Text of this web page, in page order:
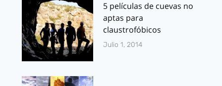
5 películas de cuevas no
aptas para
claustrofóbicos
Julio 1, 2014